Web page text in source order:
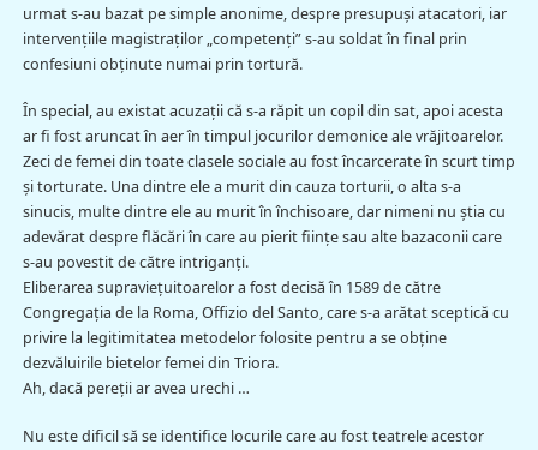
urmat s-au bazat pe simple anonime, despre presupuşi atacatori, iar
intervenţiile magistraţilor „competenţi” s-au soldat în final prin
confesiuni obţinute numai prin tortură.
În special, au existat acuzaţii că s-a răpit un copil din sat, apoi acesta
ar fi fost aruncat în aer în timpul jocurilor demonice ale vrăjitoarelor.
Zeci de femei din toate clasele sociale au fost încarcerate în scurt timp
şi torturate. Una dintre ele a murit din cauza torturii, o alta s-a
sinucis, multe dintre ele au murit în închisoare, dar nimeni nu ştia cu
adevărat despre flăcări în care au pierit fiinţe sau alte bazaconii care
s-au povestit de către intriganţi.
Eliberarea supravieţuitoarelor a fost decisă în 1589 de către
Congregaţia de la Roma, Offizio del Santo, care s-a arătat sceptică cu
privire la legitimitatea metodelor folosite pentru a se obţine
dezvăluirile bietelor femei din Triora.
Ah, dacă pereţii ar avea urechi …
Nu este dificil să se identifice locurile care au fost teatrele acestor